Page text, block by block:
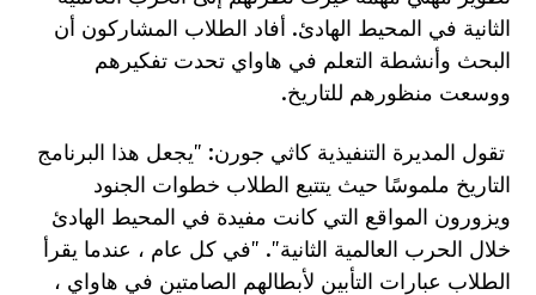
الثانية في المحيط الهادئ. أفاد الطلاب المشاركون أن
البحث وأنشطة التعلم في هاواي تحدت تفكيرهم
ووسعت منظورهم للتاريخ.
تقول المديرة التنفيذية كاثي جورن: "يجعل هذا البرنامج
التاريخ ملموسًا حيث يتتبع الطلاب خطوات الجنود
ويزورون المواقع التي كانت مفيدة في المحيط الهادئ
خلال الحرب العالمية الثانية". "في كل عام ، عندما يقرأ
الطلاب عبارات التأبين لأبطالهم الصامتين في هاواي ،